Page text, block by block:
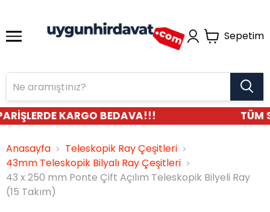
Sepetim
KARGO BEDAVA!!! TÜM
Anasayfa
Teleskopik Ray Çeşitleri
43mm Teleskopik Bilyalı Ray Çeşitleri
43 x 250 mm Ponte Çift Açılım Teleskopik Bilyeli Ray
(15 Takım)